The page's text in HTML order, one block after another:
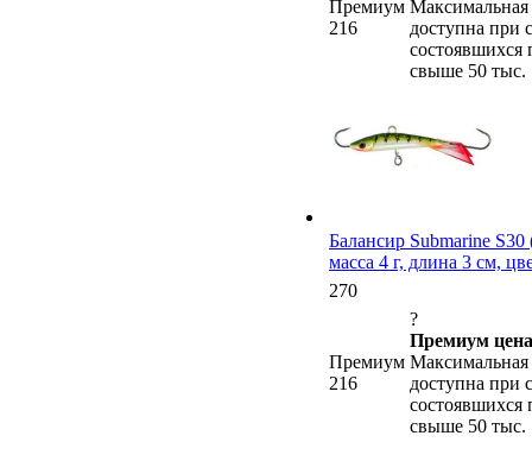
Премиум
216
доступна при
состоявшихся
свыше 50 тыс.
Балансир Submarine
масса 4 г, длина 3 см,
270
Премиум
216
?
Премиум
доступна при
состоявшихся
свыше 50 тыс.